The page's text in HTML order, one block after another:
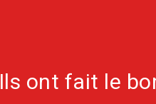
Ils ont fait le